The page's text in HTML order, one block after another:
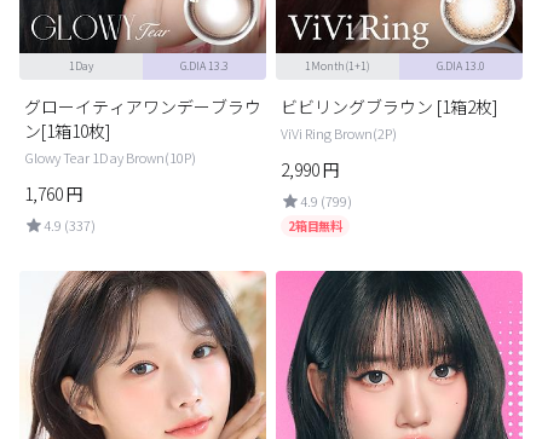
1Day G.DIA 13.3
グローイティアワンデーブラウ
ン[1箱10枚]
Glowy Tear 1Day Brown(10P)
1,760円
4.9 (337)
1Month(1+1) G.DIA 13.0
ビビリングブラウン [1箱2枚]
ViVi Ring Brown(2P)
2,990円
4.9 (799)
2箱目無料